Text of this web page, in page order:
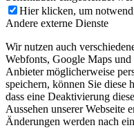
Hier klicken, um
Andere externe Dienste
Wir nutzen auch
Webfonts, Google Maps
Anbieter möglicherweise
speichern, können Sie diese
dass eine Deaktivierung
Aussehen unserer Webseite
Änderungen werden nach